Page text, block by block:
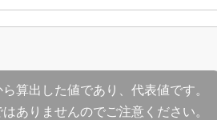
算出した値であり、代表値です。
ありませんのでご注意ください。